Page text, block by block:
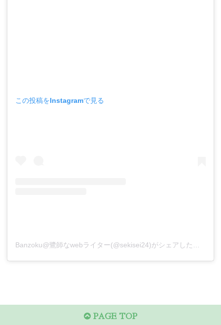
この投稿をInstagramで見る
Banzoku@鷺師なwebライター(@sekisei24)がシェアした投稿
PAGE TOP